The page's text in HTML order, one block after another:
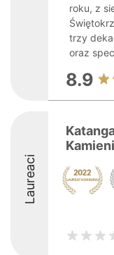
roku, z
trzy
oraz
8.9
Laureaci